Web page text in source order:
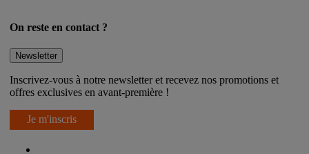
On reste en contact ?
Newsletter
Inscrivez-vous à notre newsletter et recevez nos promotions et
offres exclusives en avant-première !
Je m'inscris